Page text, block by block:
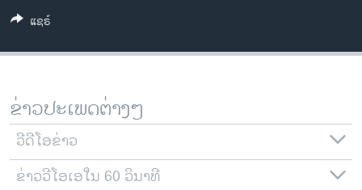
ທຸລະກິດ
ພາສາອັງກິດ
ສຽງ
ລາຍການກະຈາຍສຽງ
ລາຍງານ
ຕິດຕາມພວກເຮົາ ທີ່
ແຊຣ໌
ຂ່າວປະເພດຕ່າງໆ
ວີດີໂອຂ່າວ
ຂ່າວວີໂອເອໃນ 60 ວິນາທີ